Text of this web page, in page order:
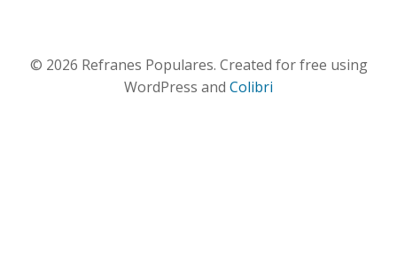
© 2026 Refranes Populares. Created for free using
WordPress and Colibri